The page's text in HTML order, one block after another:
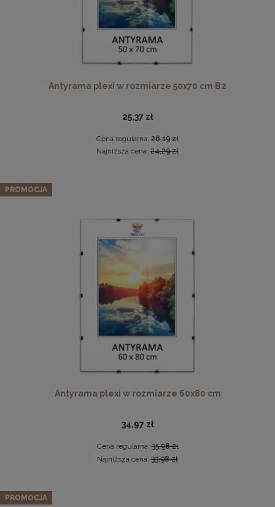
Ramka na zdjęcia 30 x 30 cm różowa, z naturalnego
32,99 zł
DO KOSZYKA
czarnym
189,99 zł
DO KOSZYKA
Antyrama plexi w rozmiarze 50x70 cm B2
25,37 zł
Cena regularna: 28,19 zł
Najniższa cena: 24,29 zł
Antyrama plexi w rozmiarze 60x80 cm
34,97 zł
Cena regularna:35,98 zł
Najniższa cena: 33,98 zł
PROMOCJA
PROMOCJA